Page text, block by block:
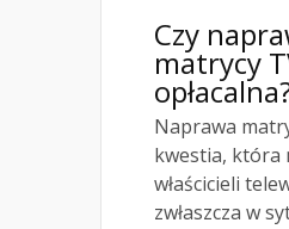
Czy
matrycy
Naprawa
kwestia, która
właścicieli
zwłaszcza w